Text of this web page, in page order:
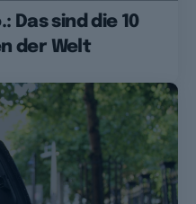
Das sind die 10
der Welt